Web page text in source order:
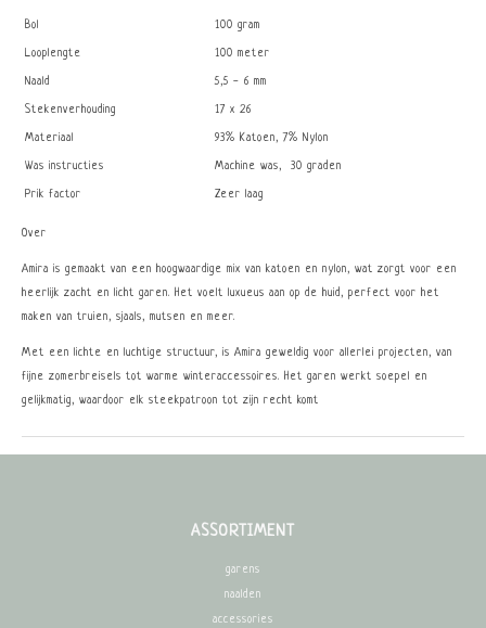
Bol 100 gram
Looplengte 100 meter
Naald 5,5 - 6 mm
Stekenverhouding 17 x 26
Materiaal 93% Katoen, 7% Nylon
Was instructies Machine was, 30 graden
Prik factor Zeer laag
Over
Amira is gemaakt van een hoogwaardige mix van katoen en nylon, wat zorgt voor een
heerlijk zacht en licht garen. Het voelt luxueus aan op de huid, perfect voor het
maken van truien, sjaals, mutsen en meer.
Met een lichte en luchtige structuur, is Amira geweldig voor allerlei projecten, van
fijne zomerbreisels tot warme winteraccessoires. Het garen werkt soepel en
gelijkmatig, waardoor elk steekpatroon tot zijn recht komt
ASSORTIMENT
garens
naalden
accessories